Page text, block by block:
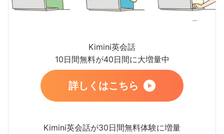
Kimini英会話
10日間無料が40日間に大増量中
詳しくはこちら
Kimini英会話が30日間無料体験に増量